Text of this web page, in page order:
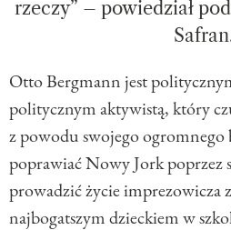
rzeczy” – powiedział
Otto Bergmann jest
politycznym aktywistą, który
z powodu swojego ogromnego
poprawiać Nowy Jork
prowadzić życie imprezowicza
najbogatszym dzieckiem w